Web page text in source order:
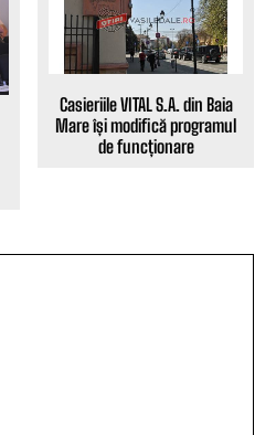
Casieriile VITAL S.A. din Baia
Mare își modifică programul
de funcționare